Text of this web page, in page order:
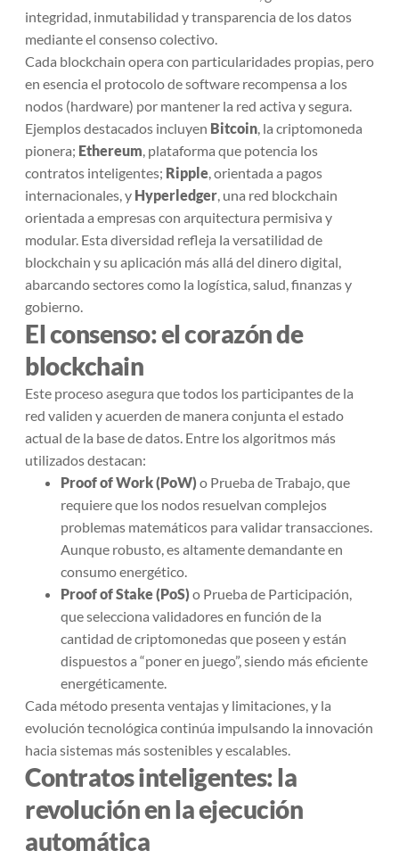
integridad, inmutabilidad y transparencia de los datos
mediante el consenso colectivo.
Cada blockchain opera con particularidades propias, pero
en esencia el protocolo de software recompensa a los
nodos (hardware) por mantener la red activa y segura.
Ejemplos destacados incluyen Bitcoin, la criptomoneda
pionera; Ethereum, plataforma que potencia los
contratos inteligentes; Ripple, orientada a pagos
internacionales, y Hyperledger, una red blockchain
orientada a empresas con arquitectura permisiva y
modular. Esta diversidad refleja la versatilidad de
blockchain y su aplicación más allá del dinero digital,
abarcando sectores como la logística, salud, finanzas y
gobierno.
El consenso: el corazón de
blockchain
Este proceso asegura que todos los participantes de la
red validen y acuerden de manera conjunta el estado
actual de la base de datos. Entre los algoritmos más
utilizados destacan:
Proof of Work (PoW) o Prueba de Trabajo, que
requiere que los nodos resuelvan complejos
problemas matemáticos para validar transacciones.
Aunque robusto, es altamente demandante en
consumo energético.
Proof of Stake (PoS) o Prueba de Participación,
que selecciona validadores en función de la
cantidad de criptomonedas que poseen y están
dispuestos a “poner en juego”, siendo más eficiente
energéticamente.
Cada método presenta ventajas y limitaciones, y la
evolución tecnológica continúa impulsando la innovación
hacia sistemas más sostenibles y escalables.
Contratos inteligentes: la
revolución en la ejecución
automática